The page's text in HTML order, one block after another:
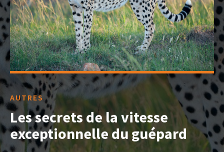
AUTRES
Les secrets de la vitesse
exceptionnelle du guépard